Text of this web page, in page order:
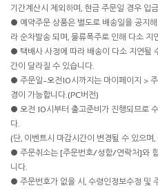
기간계산시 제외하며, 현금 주문일 경우 입
● 예약주문 상품은 별도로 배송일을 공지
라 순차발송 되며, 물류폭주로 인해 다소 지
● 택배사 사정에 따라 배송이 다소 지연될
간이 달라질 수 있습니다.
● 주문일~오전10시까지는 마이페이지 >
경이 가능합니다.(PC버전)
● 오전 10시부터 출고준비가 진행되므로
다.
(단, 이벤트시 마감시간이 변경될 수 있으며
● 주문취소는 [주문번호/성함/연락처]와
니다.
● 주문번호가 없을 시, 수령인정보수정 및